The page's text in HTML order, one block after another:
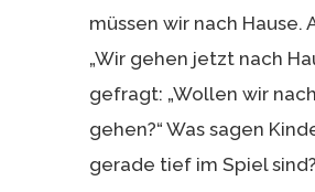
müssen wir nach Hause.
„Wir gehen jetzt nach
gefragt: „Wollen wir
gehen?“ Was sagen
gerade tief im Spiel